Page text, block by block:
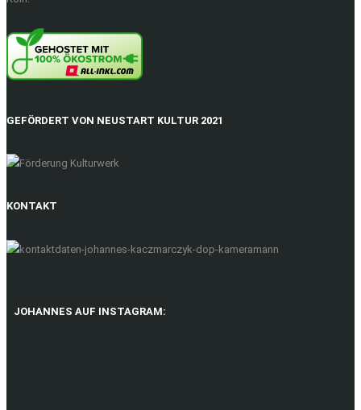
GEFÖRDERT VON NEUSTART KULTUR 2021
KONTAKT
JOHANNES AUF INSTAGRAM: